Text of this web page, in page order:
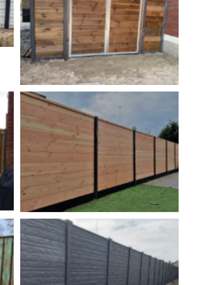
Dubbele poort
Douglas
Rots motief antraciet